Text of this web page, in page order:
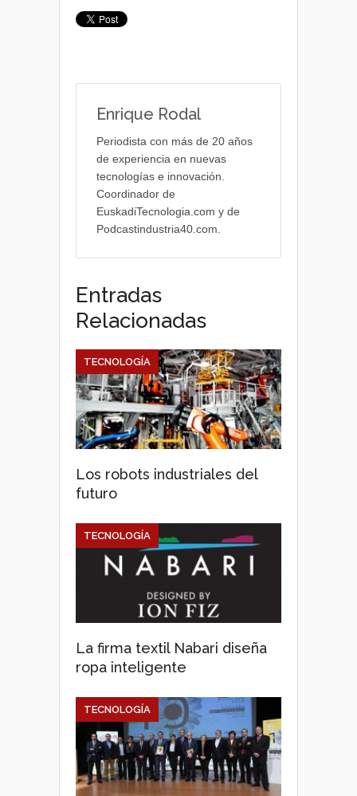
Enrique Rodal
Periodista con más de 20 años
de experiencia en nuevas
tecnologías e innovación.
Coordinador de
EuskadiTecnologia.com y de
Podcastindustria40.com.
Entradas
Relacionadas
Los robots industriales del
futuro
TECNOLOGÍA
La firma textil Nabari diseña
ropa inteligente
TECNOLOGÍA
TECNOLOGÍA